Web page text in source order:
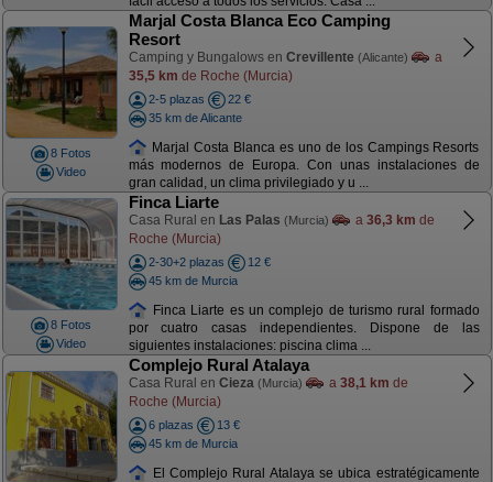
8 Fotos
Video
Marjal Costa Blanca Eco Camping
Resort
Camping y Bungalows en Crevillente (Alicante)
a
35,5 km de Roche (Murcia)
2-5 plazas
22 €
35 km de Alicante
Marjal Costa Blanca es uno de los Campings Resorts
más modernos de Europa. Con unas instalaciones de
gran calidad, un clima privilegiado y u ...
8 Fotos
Video
Finca Liarte
Casa Rural en Las Palas (Murcia) a 36,3 km de
Roche (Murcia)
2-30+2 plazas
12 €
45 km de Murcia
Finca Liarte es un complejo de turismo rural formado
por cuatro casas independientes. Dispone de las
siguientes instalaciones: piscina clima ...
Complejo Rural Atalaya
Casa Rural en Cieza (Murcia) a 38,1 km de
Roche (Murcia)
6 plazas
13 €
45 km de Murcia
El Complejo Rural Atalaya se ubica estratégicamente